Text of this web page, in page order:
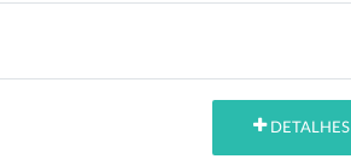
DETALHES